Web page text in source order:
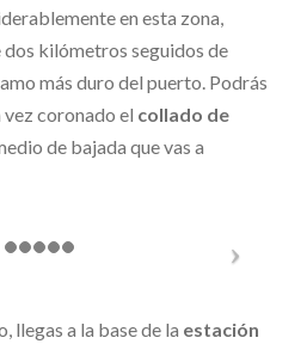
en esta zona,
kilómetros seguidos de
más duro del puerto. Podrás
vez coronado el collado de
de bajada que vas a
llegas a la base de la estación